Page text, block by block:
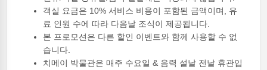
객실 요금은 10% 서비스 비용이 포함된 금액이며, 유
료 인원 수에 따라 다음날 조식이 제공됩니다.
본 프로모션은 다른 할인 이벤트와 함께 사용할 수 없
습니다.
치메이 박물관은 매주 수요일 & 음력 설날 전날 휴관입